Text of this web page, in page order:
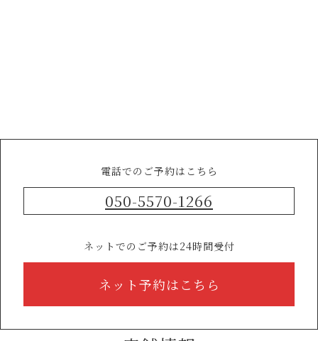
電話でのご予約はこちら
050-5570-1266
ネットでのご予約は24時間受付
ネット予約はこちら